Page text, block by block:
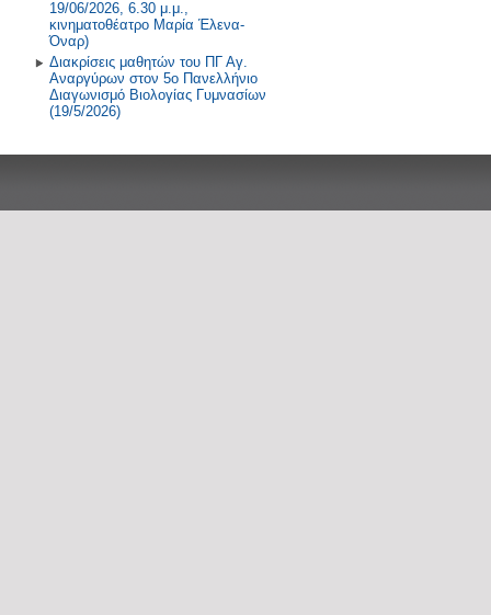
19/06/2026, 6.30 μ.μ.,
κινηματοθέατρο Μαρία Έλενα-
Όναρ)
Διακρίσεις μαθητών του ΠΓ Αγ.
Αναργύρων στον 5ο Πανελλήνιο
Διαγωνισμό Βιολογίας Γυμνασίων
(19/5/2026)